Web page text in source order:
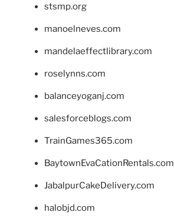
stsmp.org
manoelneves.com
mandelaeffectlibrary.com
roselynns.com
balanceyoganj.com
salesforceblogs.com
TrainGames365.com
BaytownEvaCationRentals.com
JabalpurCakeDelivery.com
halobjd.com